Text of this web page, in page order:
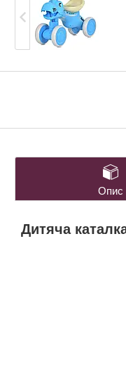
Опис
Дитяча